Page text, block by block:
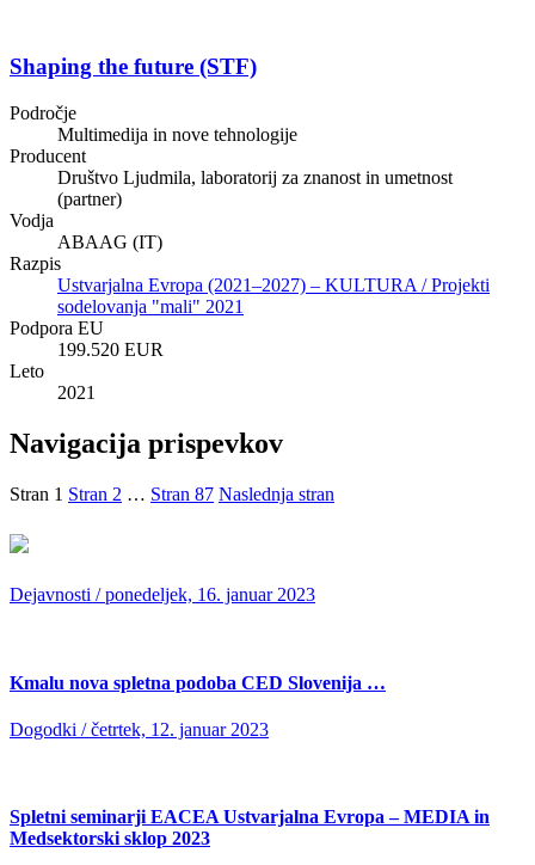
Shaping the future (STF)
Področje
Multimedija in nove tehnologije
Producent
Društvo Ljudmila, laboratorij za znanost in umetnost
(partner)
Vodja
ABAAG (IT)
Razpis
Ustvarjalna Evropa (2021–2027) – KULTURA / Projekti
sodelovanja "mali" 2021
Podpora EU
199.520 EUR
Leto
2021
Navigacija prispevkov
Stran 1 Stran 2 … Stran 87 Naslednja stran
Dejavnosti / ponedeljek, 16. januar 2023
Kmalu nova spletna podoba CED Slovenija …
Dogodki / četrtek, 12. januar 2023
Spletni seminarji EACEA Ustvarjalna Evropa – MEDIA in
Medsektorski sklop 2023